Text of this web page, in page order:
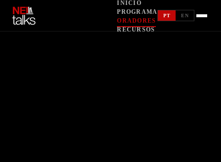
INÍCIO
PROGRAMA
ORADORES
RECURSOS
PT EN
RECURSOS